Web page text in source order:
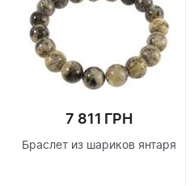
7 811 ГРН
Браслет из шариков янтаря